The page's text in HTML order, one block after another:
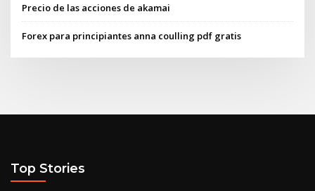
Precio de las acciones de akamai
Forex para principiantes anna coulling pdf gratis
Top Stories